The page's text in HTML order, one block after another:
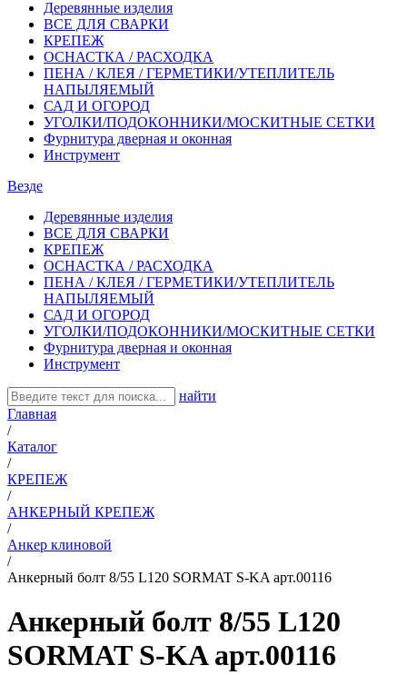
Деревянные изделия
ВСЕ ДЛЯ СВАРКИ
КРЕПЕЖ
ОСНАСТКА / РАСХОДКА
ПЕНА / КЛЕЯ / ГЕРМЕТИКИ/УТЕПЛИТЕЛЬ
НАПЫЛЯЕМЫЙ
САД И ОГОРОД
УГОЛКИ/ПОДОКОННИКИ/МОСКИТНЫЕ СЕТКИ
Фурнитура дверная и оконная
Инструмент
Везде
Деревянные изделия
ВСЕ ДЛЯ СВАРКИ
КРЕПЕЖ
ОСНАСТКА / РАСХОДКА
ПЕНА / КЛЕЯ / ГЕРМЕТИКИ/УТЕПЛИТЕЛЬ
НАПЫЛЯЕМЫЙ
САД И ОГОРОД
УГОЛКИ/ПОДОКОННИКИ/МОСКИТНЫЕ СЕТКИ
Фурнитура дверная и оконная
Инструмент
найти
Главная
/
Каталог
/
КРЕПЕЖ
/
АНКЕРНЫЙ КРЕПЕЖ
/
Анкер клиновой
/
Анкерный болт 8/55 L120 SORMAT S-KA арт.00116
Анкерный болт 8/55 L120
SORMAT S-KA арт.00116